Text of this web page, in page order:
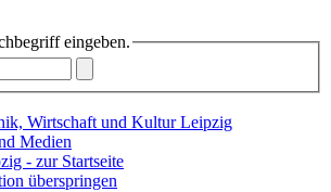
eingeben.
Wirtschaft und Kultur Leipzig
Medien
überspringen